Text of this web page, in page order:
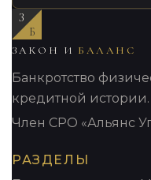
З
Б
ЗАКОН И БАЛАНС
Банкротство
кредитной
Член СРО «Альянс
РАЗДЕЛЫ